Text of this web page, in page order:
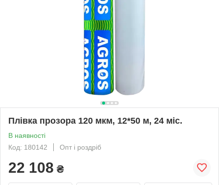
Плівка прозора 120 мкм, 12*50 м, 24 міс.
В наявності
Код: 180142
Опт і роздріб
22 108 ₴